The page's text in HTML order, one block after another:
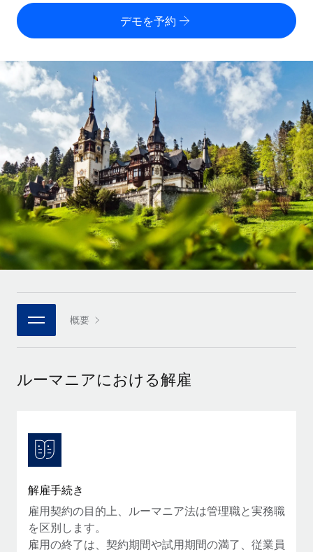
Contractor of Record
世界中の契約社員と法令を遵守して契約
世界中の契約社員をオンボーディングし、管理
PEO
複雑な雇用関連業務を外部委託
インフラ
Remote統合
人事機能をワークフローにシームレスに統合する
プラットフォーム
チームのための人事の基本機能を内蔵
接続 新しい
当社のMCPを使用して、あらゆるAIツールをRemoteに接続
統合
基本的なビジネスツールを活用して業務プロセスを効率化す
グローバル人事・コンプライアンスの専門サポート
候補者の選考プロセスをシンプルに
Compliance Watchtower
コンプライアンスリスクを先回りして対応
Remoteを他社と比較
成長の段階
スタートアップ
成長中の企業向けのアジャイルなグローバルHR・給与処理ソ
リューション
ミッドマーケット
カスタマイズされた人事ソリューションでチームを拡大する
企業
大企業向けのグローバルHR
パートナーに登録
戦略的テクノロジーパートナー
グローバルな人事機能を柔軟に自社プラットフォームへ統合
当社とのパートナーシップの可能性を検討する
従業員コスト計算ツール
契約社員の報酬計算ツール
グローバルな契約社員向けに、通貨オプションと支払スピー
ドを確認する
REMOTEで学習
リサーチおよびガイド
活用事例
HR用語集
チェックリストおよびテンプレート
職務内容ライブラリ
ウェビナー
イベント
ニュースルーム
情報センター
サポートを依頼する
すべてのリソースを表示する
ブログ
English
Nederlands
Français
Deutsch
Español
Italiano
Português (Portugal)
日本語
한국어
ログイン
デモを予約
概要
ルーマニアにおける解雇
解雇手続き
雇用契約の目的上、ルーマニア法は管理職と実務職
を区別します。
雇用の終了は、契約期間や試用期間の満了、従業員